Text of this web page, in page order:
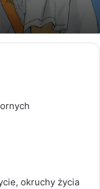
okruchy życia